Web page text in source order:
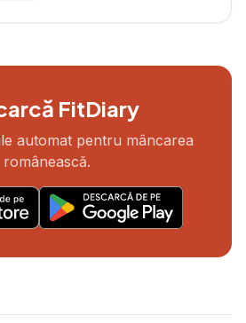
FitDiary
automat pentru mâncarea
românească.